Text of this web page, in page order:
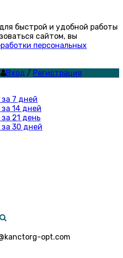
быстрой и удобной работы
сайтом, вы
персональных
Вход / Регистрация
7 дней
14 дней
21 день
30 дней
opt.com